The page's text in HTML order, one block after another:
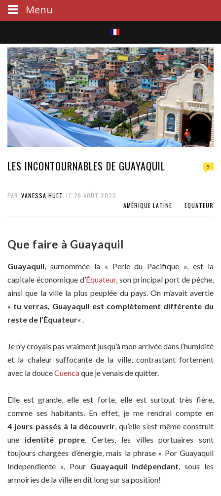
S
e
a
r
c
h
LES INCONTOURNABLES DE GUAYAQUIL 5
PAR VANESSA HUET LE 26 AOÛT 2020
AMÉRIQUE LATINE
EQUATEUR
Que faire à Guayaquil
Guayaquil , surnommée la « Perle du Pacifique », est la
capitale économique d’Équateur, son principal port de pêche,
ainsi que la ville la plus peuplée du pays. On m’avait avertie
« tu verras, Guayaquil est complètement différente du
reste de l’Équateur« .
Je n’y croyais pas vraiment jusqu’à mon arrivée dans l’humidité
et la chaleur suffocante de la ville, contrastant fortement
avec la douceCuencaque je venais de quitter.
Elle est grande, elle est forte, elle est surtout très fière,
comme ses habitants. En effet, je me rendrai compte en
4 jours passés à la découvrir, qu’elle s’est même construit
une identité propre. Certes, les villes portuaires sont
toujours chargées d’énergie, mais la phrase « Por Guayaquil
Independiente », Pour Guayaquil indépendant, sous les
armoiries de la ville en dit long sur sa position!
Menu